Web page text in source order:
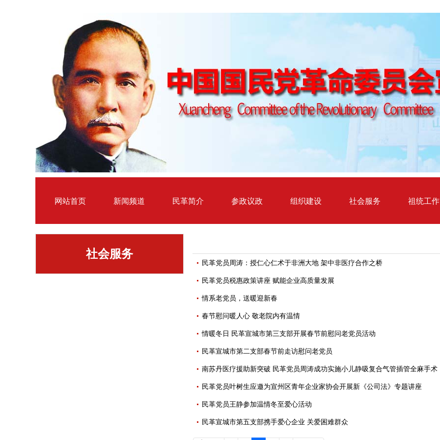
网站首页 新闻频道 民革简介 参政议政 组织建设 社会服务 祖统工作
社会服务
民革党员周涛：授仁心仁术于非洲大地 架中非医疗合作之桥
民革党员税惠政策讲座 赋能企业高质量发展
情系老党员，送暖迎新春
春节慰问暖人心 敬老院内有温情
情暖冬日 民革宣城市第三支部开展春节前慰问老党员活动
民革宣城市第二支部春节前走访慰问老党员
南苏丹医疗援助新突破 民革党员周涛成功实施小儿静吸复合气管插管全麻手术
民革党员叶树生应邀为宣州区青年企业家协会开展新《公司法》专题讲座
民革党员王静参加温情冬至爱心活动
民革宣城市第五支部携手爱心企业 关爱困难群众